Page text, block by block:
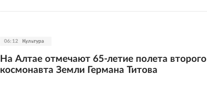
06:12 Культура
На Алтае отмечают 65-летие полета второго
космонавта Земли Германа Титова